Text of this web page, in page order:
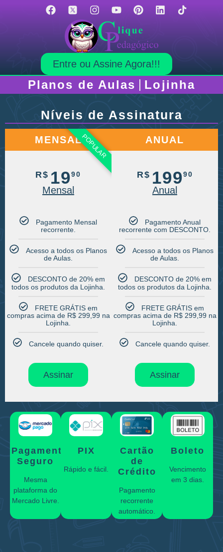
Entre ou Assine Agora!!!
Planos de Aulas Lojinha
Níveis de Assinatura
MENSAL
R$ 1990
Mensal
Pagamento Mensal
recorrente.​
Acesso a todos os Planos
de Aulas.​
DESCONTO de 20% em
todos os produtos da Lojinha.​
FRETE GRÁTIS em
compras acima de R$ 299,99 na
Lojinha.​
Cancele quando quiser.​
Assinar
POPULAR ANUAL
R$ 19990
Anual
Pagamento Anual
recorrente com DESCONTO.​
Acesso a todos os Planos
de Aulas.​
DESCONTO de 20% em
todos os produtos da Lojinha.​
FRETE GRÁTIS em
compras acima de R$ 299,99 na
Lojinha.​
Cancele quando quiser.​
Assinar
Pagamento
Seguro
Mesma
plataforma do
Mercado Livre.
PIX
Rápido e fácil.
Cartão
de
Crédito
Pagamento
recorrente
automático.
Boleto
Vencimento
em 3 dias.